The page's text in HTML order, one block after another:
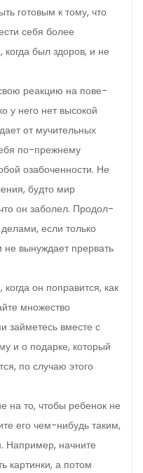
готовым к тому, что
себя более
был здоров, и не
реакцию на пове­
у него нет высокой
от мучительных
по-прежнему
озабоченности. Не
будто мир
он заболел. Продол­
если только
не вынуждает прервать
он поправится, как
множество
займетесь вместе с
и о подарке, который
по случаю этого
на то, чтобы ребенок не
его чем-нибудь таким,
Например, начните
картинки, а потом